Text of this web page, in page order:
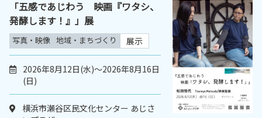
「五感であじわう 映画『ワタシ、
発酵します！』」展
写真・映像 地域・まちづくり 展示
2026年8月12日(水)～2026年8月16日
(日)
横浜市瀬谷区民文化センター あじさ